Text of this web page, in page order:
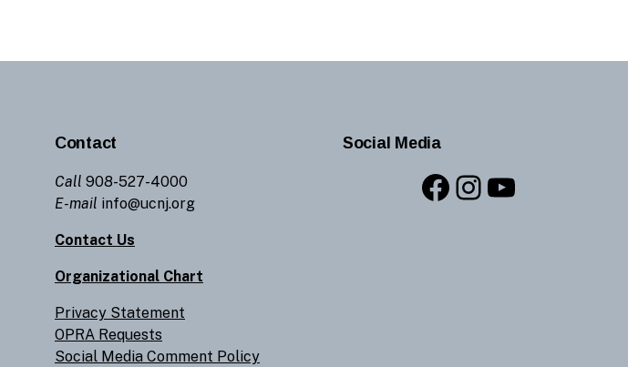
Contact
Call 908-527-4000
E-mail info@ucnj.org
Contact Us
Organizational Chart
Privacy Statement
OPRA Requests
Social Media Comment Policy
Social Media
Facebook
Instagram
YouTube